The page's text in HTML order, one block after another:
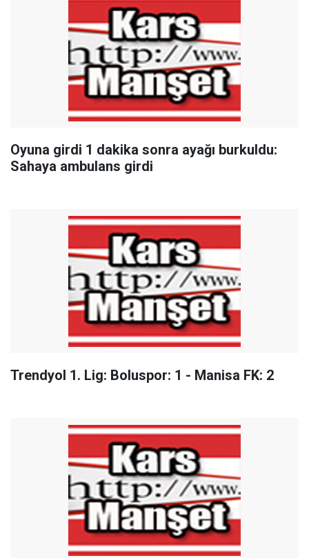
Oyuna girdi 1 dakika sonra ayağı burkuldu:
Sahaya ambulans girdi
Trendyol 1. Lig: Boluspor: 1 - Manisa FK: 2